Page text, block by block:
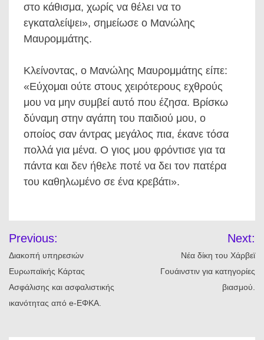
στο κάθισμα, χωρίς να θέλει να το
εγκαταλείψει», σημείωσε ο Μανώλης
Μαυρομμάτης.
Κλείνοντας, ο Μανώλης Μαυρομμάτης είπε:
«Εύχομαι ούτε στους χειρότερους εχθρούς
μου να μην συμβεί αυτό που έζησα. Βρίσκω
δύναμη στην αγάπη του παιδιού μου, ο
οποίος σαν άντρας μεγάλος πια, έκανε τόσα
πολλά για μένα. Ο γιος μου φρόντισε για τα
πάντα και δεν ήθελε ποτέ να δει τον πατέρα
του καθηλωμένο σε ένα κρεβάτι».
άρθρων
Previous:
Διακοπή υπηρεσιών
Ευρωπαϊκής Κάρτας
Ασφάλισης και ασφαλιστικής
ικανότητας από e-ΕΦΚΑ.
Next:
Νέα δίκη του Χάρβεϊ
Γουάινστιν για κατηγορίες
βιασμού.